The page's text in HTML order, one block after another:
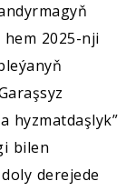
2025-nji
hyzmatdaşlyk”
bilen
derejede